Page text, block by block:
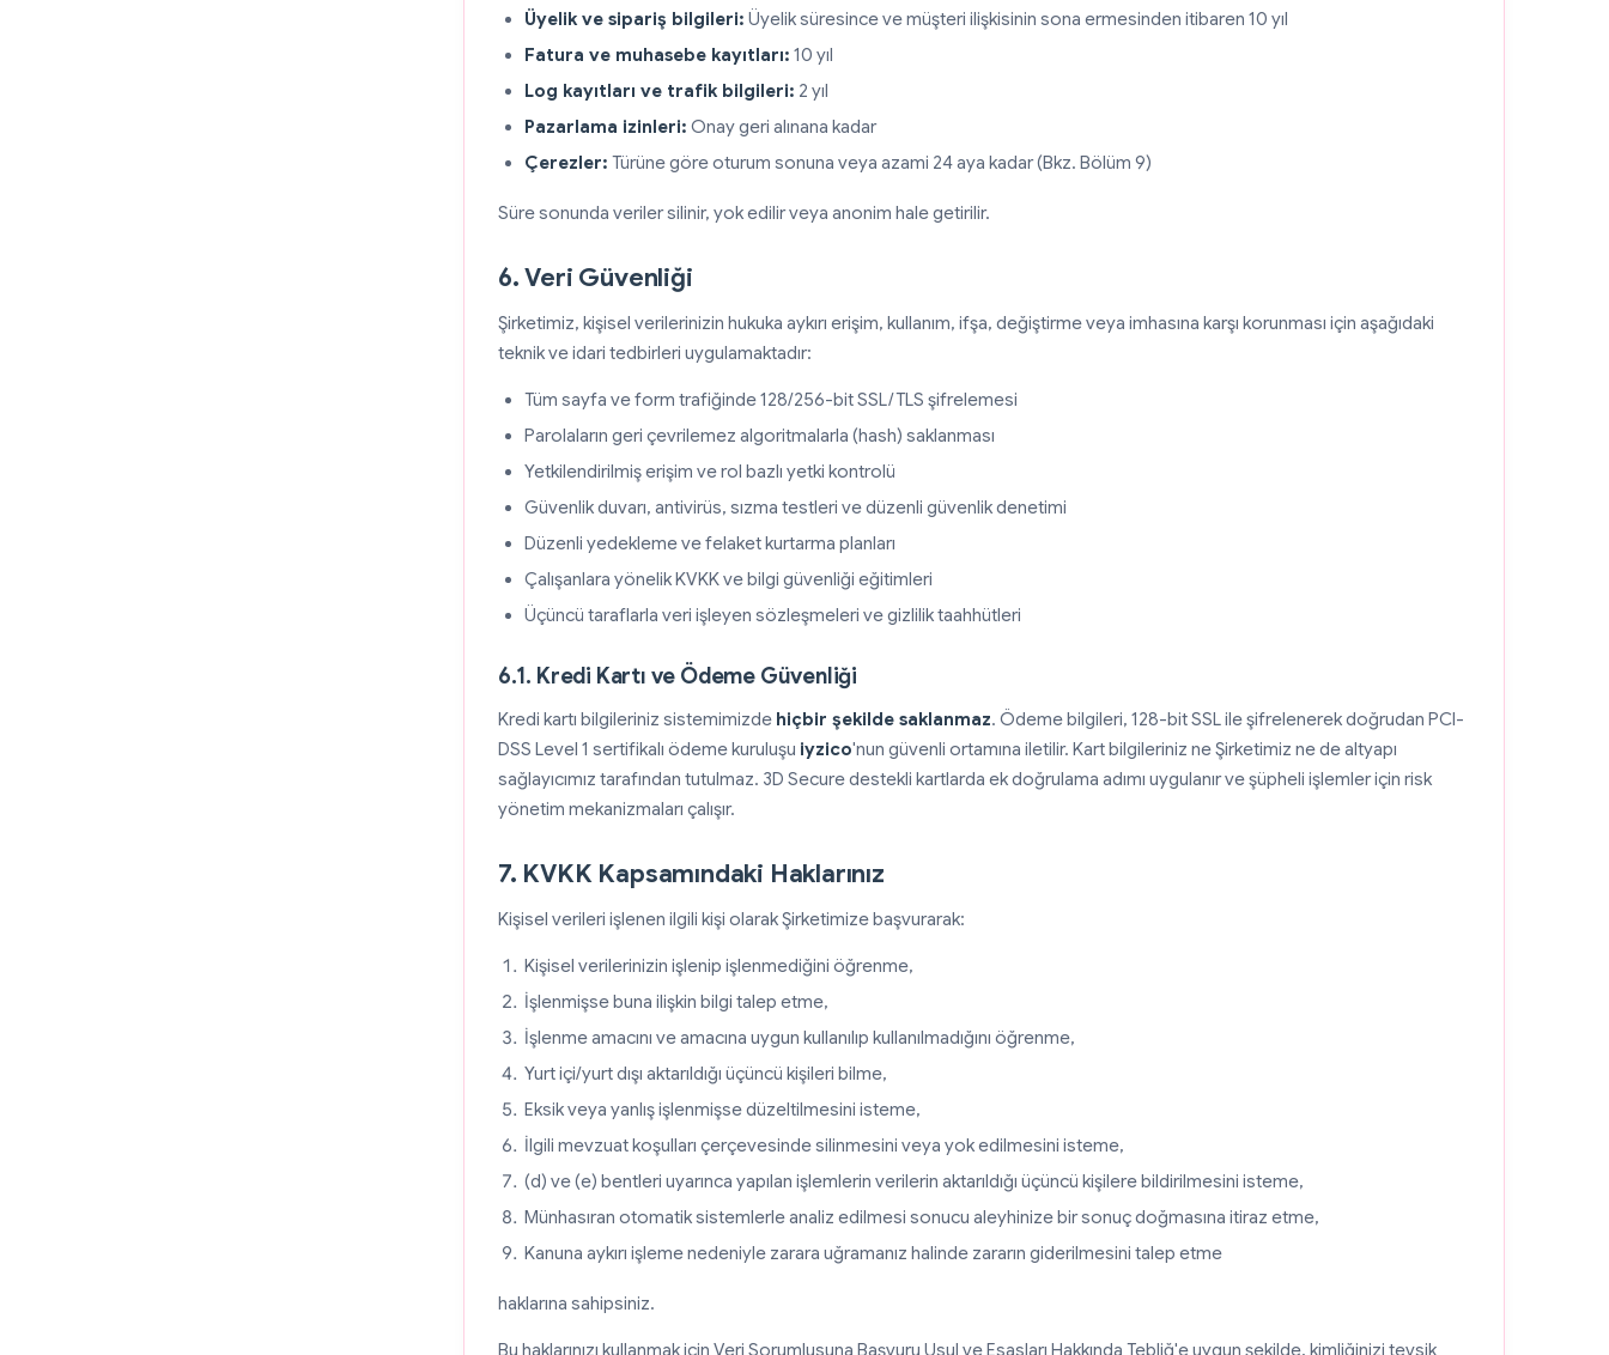
Üyelik ve sipariş bilgileri: Üyelik süresince ve müşteri ilişkisinin sona ermesinden itibaren 10 yıl
Fatura ve muhasebe kayıtları: 10 yıl
Log kayıtları ve trafik bilgileri: 2 yıl
Pazarlama izinleri: Onay geri alınana kadar
Çerezler: Türüne göre oturum sonuna veya azami 24 aya kadar (Bkz. Bölüm 9)
Süre sonunda veriler silinir, yok edilir veya anonim hale getirilir.
6. Veri Güvenliği
Şirketimiz, kişisel verilerinizin hukuka aykırı erişim, kullanım, ifşa, değiştirme veya imhasına karşı korunması için aşağıdaki
teknik ve idari tedbirleri uygulamaktadır:
Tüm sayfa ve form trafiğinde 128/256-bit SSL/TLS şifrelemesi
Parolaların geri çevrilemez algoritmalarla (hash) saklanması
Yetkilendirilmiş erişim ve rol bazlı yetki kontrolü
Güvenlik duvarı, antivirüs, sızma testleri ve düzenli güvenlik denetimi
Düzenli yedekleme ve felaket kurtarma planları
Çalışanlara yönelik KVKK ve bilgi güvenliği eğitimleri
Üçüncü taraflarla veri işleyen sözleşmeleri ve gizlilik taahhütleri
6.1. Kredi Kartı ve Ödeme Güvenliği
Kredi kartı bilgileriniz sistemimizde hiçbir şekilde saklanmaz. Ödeme bilgileri, 128-bit SSL ile şifrelenerek doğrudan PCI-
DSS Level 1 sertifikalı ödeme kuruluşu iyzico'nun güvenli ortamına iletilir. Kart bilgileriniz ne Şirketimiz ne de altyapı
sağlayıcımız tarafından tutulmaz. 3D Secure destekli kartlarda ek doğrulama adımı uygulanır ve şüpheli işlemler için risk
yönetim mekanizmaları çalışır.
7. KVKK Kapsamındaki Haklarınız
Kişisel verileri işlenen ilgili kişi olarak Şirketimize başvurarak:
Kişisel verilerinizin işlenip işlenmediğini öğrenme,
İşlenmişse buna ilişkin bilgi talep etme,
İşlenme amacını ve amacına uygun kullanılıp kullanılmadığını öğrenme,
Yurt içi/yurt dışı aktarıldığı üçüncü kişileri bilme,
Eksik veya yanlış işlenmişse düzeltilmesini isteme,
İlgili mevzuat koşulları çerçevesinde silinmesini veya yok edilmesini isteme,
(d) ve (e) bentleri uyarınca yapılan işlemlerin verilerin aktarıldığı üçüncü kişilere bildirilmesini isteme,
Münhasıran otomatik sistemlerle analiz edilmesi sonucu aleyhinize bir sonuç doğmasına itiraz etme,
Kanuna aykırı işleme nedeniyle zarara uğramanız halinde zararın giderilmesini talep etme
haklarına sahipsiniz.
Bu haklarınızı kullanmak için Veri Sorumlusuna Başvuru Usul ve Esasları Hakkında Tebliğ'e uygun şekilde, kimliğinizi tevsik